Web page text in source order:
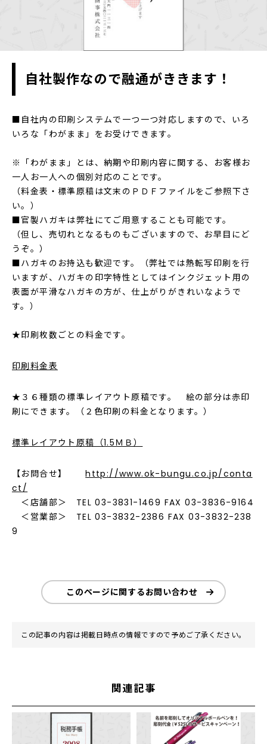
自社製作なので融通がききます！
■自社内の印刷システムで一つ一つ対応しますので、いろ
いろな「わがまま」をお受けできます。
※「わがまま」とは、納期や印刷内容に関する、お客様お
一人お一人への個別対応のことです。
（料金表・標準原稿は文末のＰＤＦファイルをご参照下さ
い。）
■官製ハガキは弊社にてご用意することも可能です。
（但し、売切れとなるものもございますので、お早目にど
うぞ。）
■ハガキのお持込も歓迎です。（弊社では熱転写印刷を行
いますが、ハガキの印字特性としてはインクジェット用の
表面が平滑なハガキの方が、仕上がりがきれいなようで
す。）
★印刷枚数ごとの料金です。
印刷料金表
★３６種類の標準レイアウト原稿です。 絵の部分は赤印
刷にできます。（２色印刷の料金となります。）
標準レイアウト原稿（1.5ＭＢ）
【お問合せ】http://www.ok-bungu.co.jp/conta
ct/
＜店舗部＞ TEL 03-3831-1469 FAX 03-3836-9164
＜営業部＞ TEL 03-3832-2386 FAX 03-3832-238
9
このページに関するお問い合わせ
この記事の内容は掲載日時点の情報ですので予めご了承ください。
関連記事